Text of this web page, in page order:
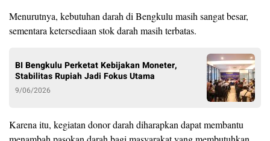
Menurutnya, kebutuhan darah di Bengkulu masih sangat besar,
sementara ketersediaan stok darah masih terbatas.
BI Bengkulu Perketat Kebijakan Moneter,
Stabilitas Rupiah Jadi Fokus Utama
9/06/2026
Karena itu, kegiatan donor darah diharapkan dapat membantu